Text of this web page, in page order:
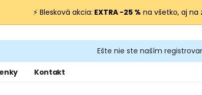
⚡ Blesková akcia: EXTRA −25 % na všetko, aj na
Ešte nie ste naším
Kontakt